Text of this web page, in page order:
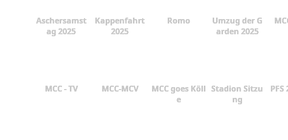
Aschersamst
ag 2025
Kappenfahrt
2025
Romo
Umzug der G
arden 2025
MCC - TV MCC-MCV
MCC goes Köll
e
Stadion Sitzu
ng
PFS